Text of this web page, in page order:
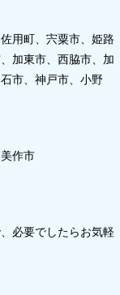
用町、宍粟市、姫路
加東市、西脇市、加
市、神戸市、小野
作市
必要でしたらお気軽